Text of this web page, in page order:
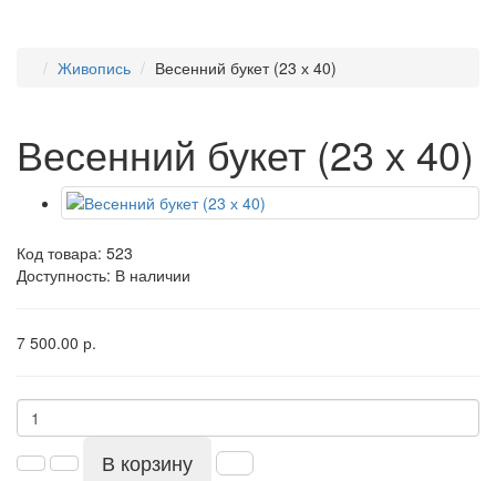
Живопись Весенний букет (23 х 40)
Весенний букет (23 х 40)
Код товара: 523
Доступность: В наличии
7 500.00 р.
В корзину